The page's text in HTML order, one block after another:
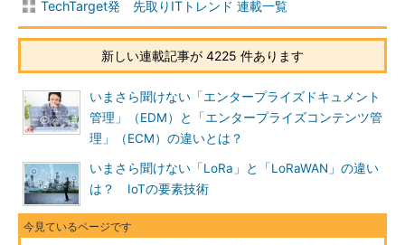
TechTarget発 先取りITトレンド 連載一覧
新しい連載記事が 4225 件あります
いまさら聞けない「エンタープライズドキュメント
管理」（EDM）と「エンタープライズコンテンツ管
理」（ECM）の違いとは？
いまさら聞けない「LoRa」と「LoRaWAN」の違い
は？ IoTの要素技術